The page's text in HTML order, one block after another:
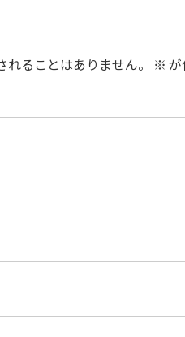
れることはありません。 ※ が